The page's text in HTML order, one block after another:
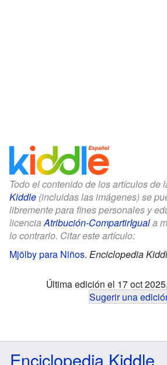
Todo el contenido de los artículos de
Kiddle (incluidas las imágenes) se
libremente para fines personales y
licenciaAtribución-CompartirIguala
lo contrario. Citar este artículo:
Mjölby para Niños. Enciclopedia
Última edición el 17 oct
Sugerir una
Enciclopedia Kiddle